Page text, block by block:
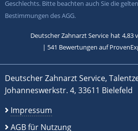
Geschlechts. Bitte beachten auch Sie die
Bestimmungen des AGG.
Deutscher Zahnarzt Service hat 4,83
| 541 Bewertungen auf
Deutscher Zahnarzt Service,
Johanneswerkstr. 4, 33611 Bielefeld
Impressum
AGB für Nutzung